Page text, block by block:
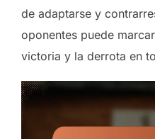
de adaptarse y
oponentes puede
victoria y la derrota en